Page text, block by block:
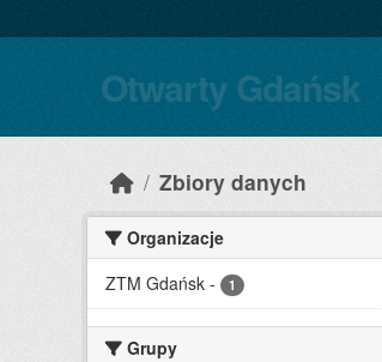
Otwarty Gdańsk
Zbiory danych
Organizacje
ZTM Gdańsk - 1
Grupy